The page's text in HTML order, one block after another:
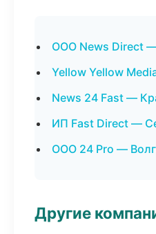
ООО News Direct
Yellow Yellow
News 24 Fast —
ИП Fast Direct —
ООО 24 Pro —
Другие